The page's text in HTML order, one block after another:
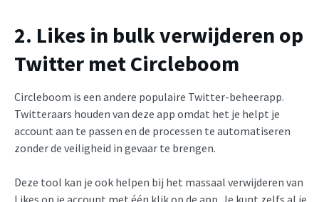
2. Likes in bulk verwijderen op
Twitter met Circleboom
Circleboom is een andere populaire Twitter-beheerapp.
Twitteraars houden van deze app omdat het je helpt je
account aan te passen en de processen te automatiseren
zonder de veiligheid in gevaar te brengen.
Deze tool kan je ook helpen bij het massaal verwijderen van
Likes op je account met één klik op de app. Je kunt zelfs al je